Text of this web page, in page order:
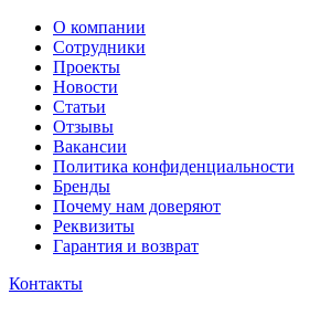
О компании
Сотрудники
Проекты
Новости
Статьи
Отзывы
Вакансии
Политика конфиденциальности
Бренды
Почему нам доверяют
Реквизиты
Гарантия и возврат
Контакты